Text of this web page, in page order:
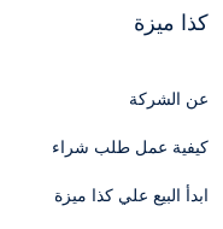
كذا ميزة
عن الشركة
كيفية عمل طلب شراء
ابدأ البيع علي كذا ميزة